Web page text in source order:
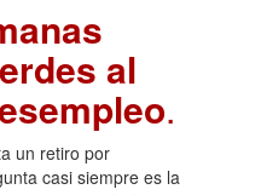
al
.
un retiro por
casi siempre es la